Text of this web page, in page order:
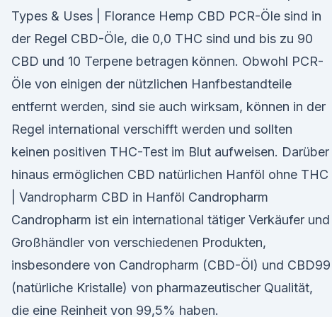
Types & Uses | Florance Hemp CBD PCR-Öle sind in
der Regel CBD-Öle, die 0,0 THC sind und bis zu 90
CBD und 10 Terpene betragen können. Obwohl PCR-
Öle von einigen der nützlichen Hanfbestandteile
entfernt werden, sind sie auch wirksam, können in der
Regel international verschifft werden und sollten
keinen positiven THC-Test im Blut aufweisen. Darüber
hinaus ermöglichen CBD natürlichen Hanföl ohne THC
| Vandropharm CBD in Hanföl Candropharm
Candropharm ist ein international tätiger Verkäufer und
Großhändler von verschiedenen Produkten,
insbesondere von Candropharm (CBD-Öl) und CBD99
(natürliche Kristalle) von pharmazeutischer Qualität,
die eine Reinheit von 99,5% haben.